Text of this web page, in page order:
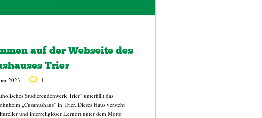
auf der Webseite des
Trier
2023 1
Studierendenwerk Trier“ unterhält das
„Cusanushaus” in Trier. Dieses Haus versteht
und interreligiöser Lernort unter dem Motto